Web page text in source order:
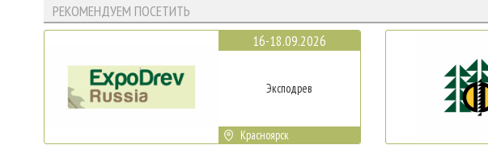
РЕКОМЕНДУЕМ ПОСЕТИТЬ
16-18.09.2026
Эксподрев
Красноярск